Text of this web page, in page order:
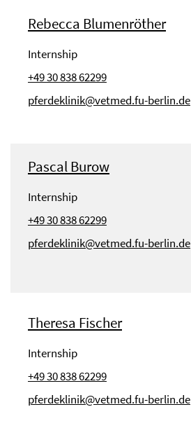
Rebecca Blumenröther
Internship
+49 30 838 62299
pferdeklinik@vetmed.fu-berlin.de
Pascal Burow
Internship
+49 30 838 62299
pferdeklinik@vetmed.fu-berlin.de
Theresa Fischer
Internship
+49 30 838 62299
pferdeklinik@vetmed.fu-berlin.de